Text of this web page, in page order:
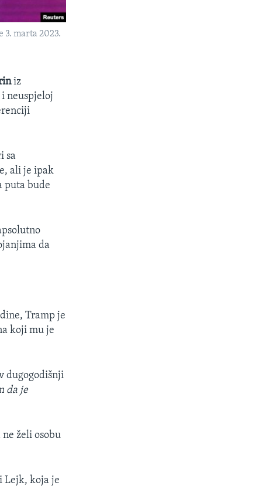
marta 2023.
iz
neuspjeloj
sa
ali je ipak
puta bude
da
Tramp je
koji mu je
dugogodišnji
da je
želi osobu
Lejk, koja je